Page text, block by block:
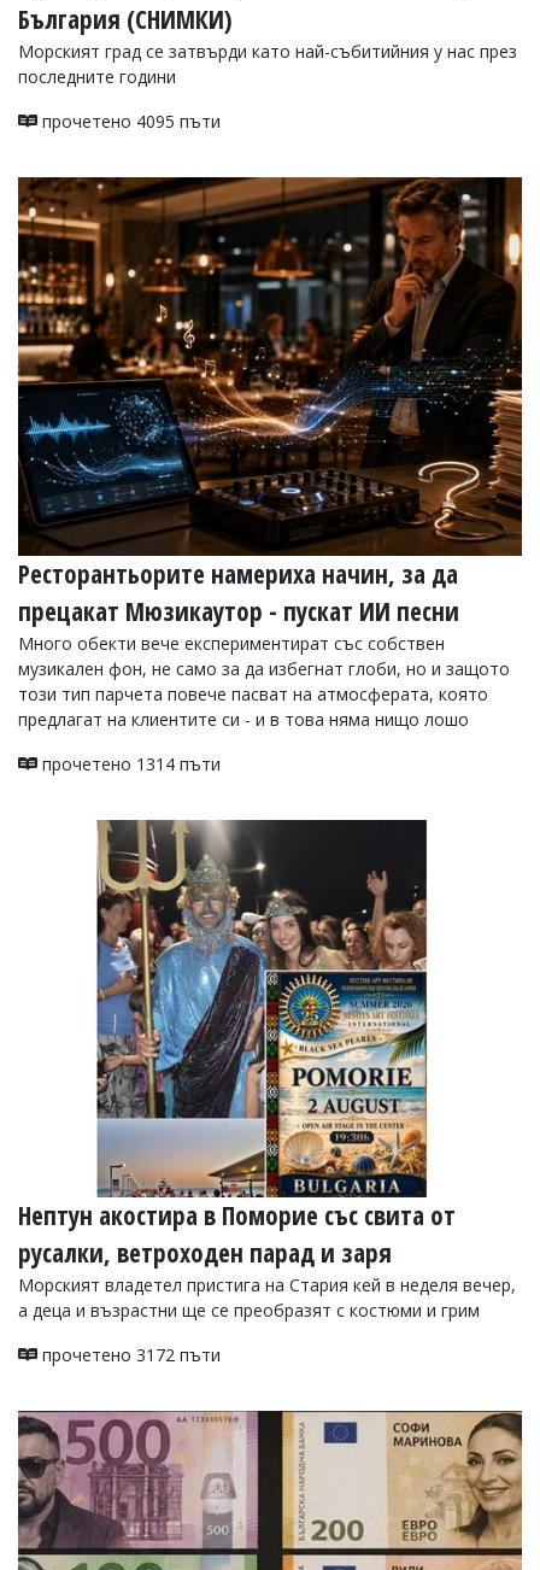
вас
коментар,
моля
сигнализирайте
България (СНИМКИ)
Морският град се затвърди като най-събитийния у нас през
последните години
прочетено 4095 пъти
Ресторантьорите намериха начин, за да
прецакат Мюзикаутор - пускат ИИ песни
Много обекти вече експериментират със собствен
музикален фон, не само за да избегнат глоби, но и защото
този тип парчета повече пасват на атмосферата, която
предлагат на клиентите си - и в това няма нищо лошо
прочетено 1314 пъти
Нептун акостира в Поморие със свита от
русалки, ветроходен парад и заря
Морският владетел пристига на Стария кей в неделя вечер,
а деца и възрастни ще се преобразят с костюми и грим
прочетено 3172 пъти